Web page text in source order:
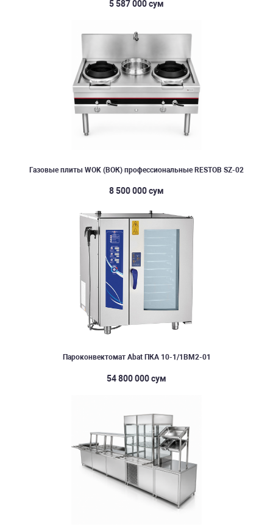
5 587 000 сум
Газовые плиты WOK (ВОК) профессиональные RESTOB SZ-02
8 500 000 сум
Пароконвектомат Abat ПКА 10-1/1ВМ2-01
54 800 000 сум